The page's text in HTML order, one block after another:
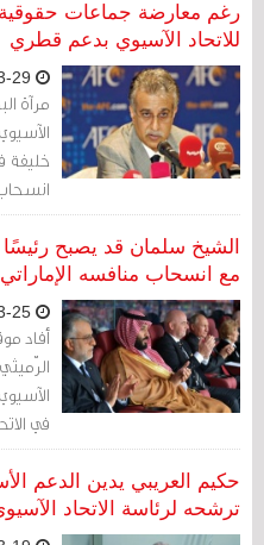
رغم معارضة جماعات
للاتحاد الآسيوي بدعم قطري
مرآة
خليفة
سعود
الشيخ سلمان قد يصبح رئيسًا
مع انسحاب منافسه الإماراتي
أفاد
في
سلمان
حكيم العريبي يدين الدعم
ترشحه لرئاسة الاتحاد